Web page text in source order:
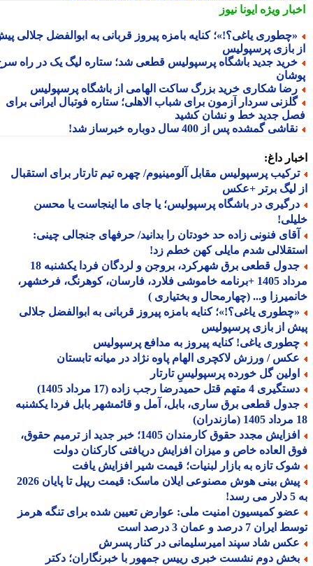
ویژهایونا نیوز
یاغی؟!»؛ کنایه بامزه پیروز قربانی به ابوالفضل جلالی پیش
بازی پرسپولیس
جدید باشگاه پرسپولیس قطعی شد؛ ستاره لیگ یک در راه سرخ
شکاری خرید بزرگ ساکت الهامی از باشگاه پرسپولیس
سردار آزمون برای شباب الاهلی؛ ستاره فوتبال ایرانی برای
جدید خط و نشان کشید
گمشده پس از 400 سال دوباره خبرساز شد!
داغ:
پرسپولیس مقابل آلومینیوم/ چهره تیم تارتار برای استقبال
لیگ برتر +عکس
در باشگاه پرسپولیس؛ یا جای ما اینجاست یا محسن
فنونی زاده حد خودتان را بدانید/ حرفهای جنجالی چینی:
شدم مایلی کهن خطم زد!
جدول قطعی برق شهرکرد، بروجن و لردگان فردا یکشنبه 18
مرداد 1405 +برنامه خاموشی فلارد، فارسان، کوهرنگ، فرخشهر،
و... (چهارمحال و بختیاری )
یاغی؟!»؛ کنایه بامزه پیروز قربانی به ابوالفضل جلالی
از بازی پرسپولیس
یاغی! کنایه پیروز به مدافع پرسپولیس
/ ورزش لاکچری الهام پاوه نژاد در میانه تابستان
گل خورده پرسپولیسِ تارتار
4 متهم قتل حمیدرضا رجب زاده (17 مرداد 1405)
قطعی برق ساری، بابل، آمل و قائمشهر بابل فردا یکشنبه
افزایش مجدد حقوق کارمندان 1405؛ خبر جدید از ترمیم حقوق،
العاده خاص و میزان افزایش دریافتی کارکنان دولت
تازه به بازار لبنیات؛ قیمت شیر افزایش یافت
پیش بینی هوش مصنوعی ایلان ماسک: قیمت ریپل تا پایان 2026
کمیسیون امنیت ملی: عوارض تعیین شده برای تنگه هرمز
7 درصد و عمان 3 درصد است
شاد سپند امیرسلیمانی در کنار پسرش
دوم نشست خبری رییس جمهور با خبرنگاران؛ دکتر